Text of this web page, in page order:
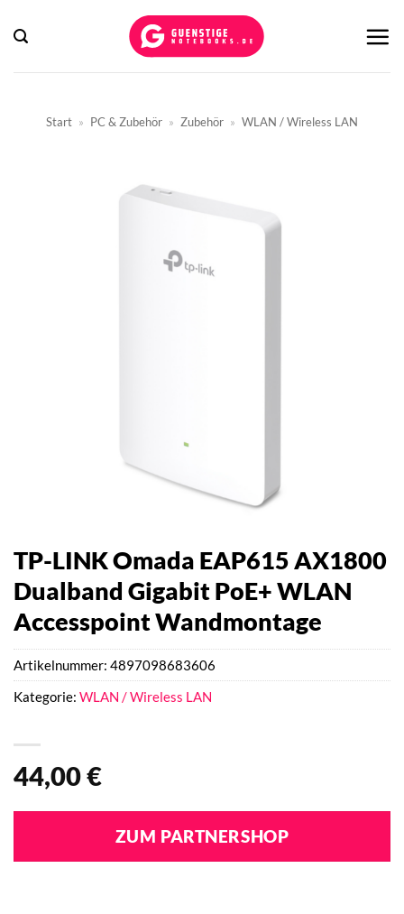
Inhalt
Start » PC & Zubehör » Zubehör » WLAN / Wireless LAN
TP-LINK Omada EAP615 AX1800
Dualband Gigabit PoE+ WLAN
Accesspoint Wandmontage
44,00€
ZUM PARTNERSHOP
Artikelnummer: 4897098683606
Kategorie: WLAN / Wireless LAN